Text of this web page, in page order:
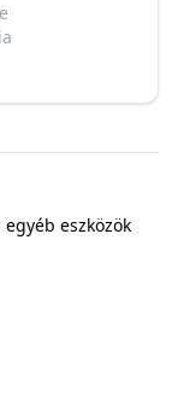
eszközök